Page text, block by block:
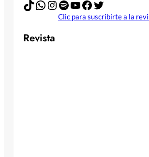
TikTok WhatsApp Instagram Spotify YouTube Facebook Twitter
Clic para suscribirte a la
Revista